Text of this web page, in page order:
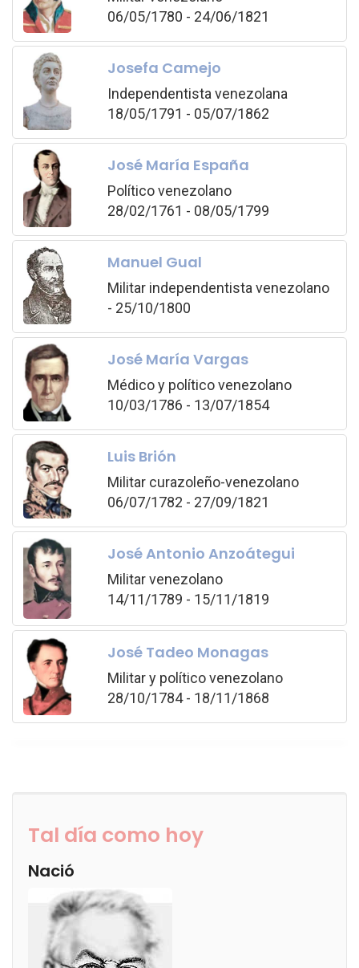
06/05/1780 - 24/06/1821
Josefa Camejo
Independentista venezolana
18/05/1791 - 05/07/1862
José María España
Político venezolano
28/02/1761 - 08/05/1799
Manuel Gual
Militar independentista venezolano
- 25/10/1800
José María Vargas
Médico y político venezolano
10/03/1786 - 13/07/1854
Luis Brión
Militar curazoleño-venezolano
06/07/1782 - 27/09/1821
José Antonio Anzoátegui
Militar venezolano
14/11/1789 - 15/11/1819
José Tadeo Monagas
Militar y político venezolano
28/10/1784 - 18/11/1868
Tal día como hoy
Nació